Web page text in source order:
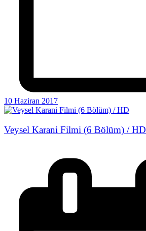
10 Haziran 2017
Veysel Karani Filmi (6 Bölüm) / HD